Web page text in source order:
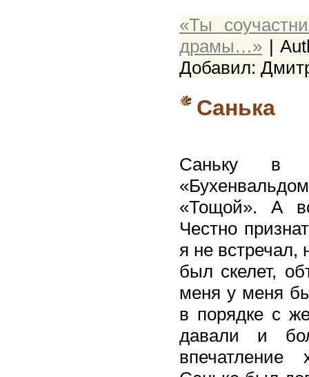
«Ты
драмы…» |
Добавил:
Санька
Саньку в
«Тощой». А
Честно
я не встречал,
был скелет,
меня у меня
в порядке с
давали и
впечатление